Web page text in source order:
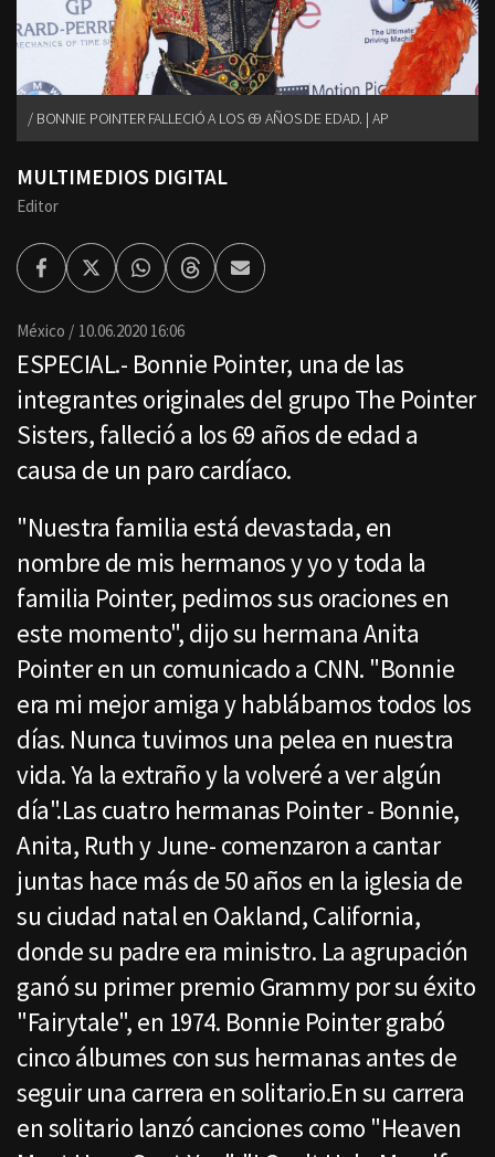
BONNIE POINTER FALLECIÓ A LOS 69 AÑOS DE EDAD. | AP
MULTIMEDIOS DIGITAL
Editor
FacebookTwitterWhatsappThreadsEnviar
por
México 10.06.2020 16:06
ESPECIAL.- Bonnie Pointer, una de las
integrantes originales del grupo The Pointer
Sisters, falleció a los 69 años de edad a
causa de un paro cardíaco.
"Nuestra familia está devastada, en
nombre de mis hermanos y yo y toda la
familia Pointer, pedimos sus oraciones en
este momento", dijo su hermana Anita
Pointer en un comunicado a CNN. "Bonnie
era mi mejor amiga y hablábamos todos los
días. Nunca tuvimos una pelea en nuestra
vida. Ya la extraño y la volveré a ver algún
día".Las cuatro hermanas Pointer - Bonnie,
Anita, Ruth y June- comenzaron a cantar
juntas hace más de 50 años en la iglesia de
su ciudad natal en Oakland, California,
donde su padre era ministro. La agrupación
ganó su primer premio Grammy por su éxito
"Fairytale", en 1974. Bonnie Pointer grabó
cinco álbumes con sus hermanas antes de
seguir una carrera en solitario.En su carrera
en solitario lanzó canciones como "Heaven